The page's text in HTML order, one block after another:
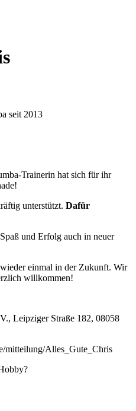
Trainerin hat sich für ihr
unterstützt. Dafür
und Erfolg auch in neuer
einmal in der Zukunft. Wir
willkommen!
Leipziger Straße 182, 08058
mitteilung/Alles_Gute_Chris